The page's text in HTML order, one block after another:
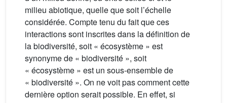
milieu abiotique, quelle que soit l’échelle
considérée. Compte tenu du fait que ces
interactions sont inscrites dans la définition de
la biodiversité, soit « écosystème » est
synonyme de « biodiversité », soit
« écosystème » est un sous-ensemble de
« biodiversité ». On ne voit pas comment cette
dernière option serait possible. En effet, si